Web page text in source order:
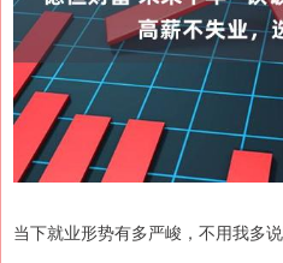
当下就业形势有多严峻，不用我多